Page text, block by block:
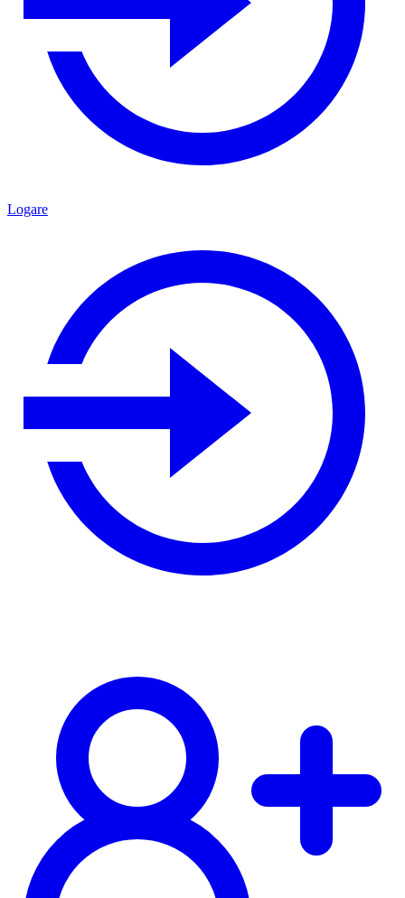
Logare